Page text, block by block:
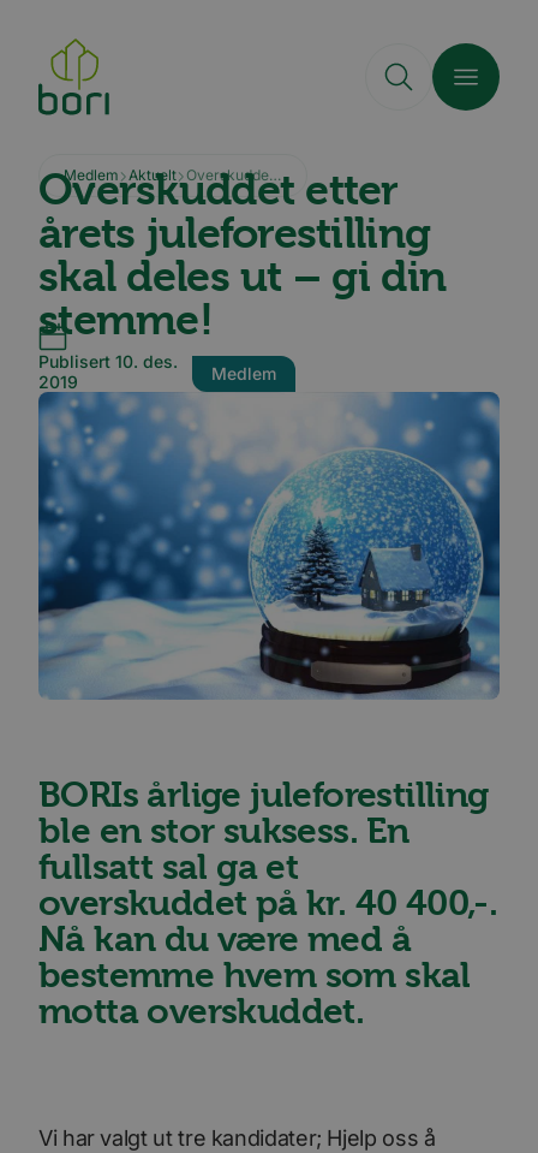
hovedinnhold
Medlem Aktuelt Overskuddet etter årets juleforestilling skal deles ut - gi din stemme!
Overskuddet etter
årets juleforestilling
skal deles ut – gi din
stemme!
Publisert 10. des.
2019
Medlem
BORIs årlige juleforestilling
ble en stor suksess. En
fullsatt sal ga et
overskuddet på kr. 40 400,-.
Nå kan du være med å
bestemme hvem som skal
motta overskuddet.
Vi har valgt ut tre kandidater; Hjelp oss å